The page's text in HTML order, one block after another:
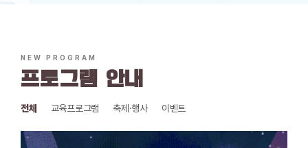
NEW PROGRAM
프로그램 안내
전체 교육프로그램 축제·행사 이벤트